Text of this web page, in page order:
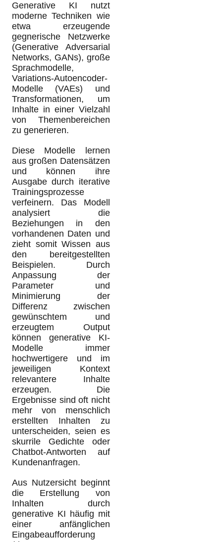
Generative KI nutzt
moderne Techniken wie
etwa erzeugende
gegnerische Netzwerke
(Generative Adversarial
Networks, GANs), große
Sprachmodelle,
Variations-Autoencoder-
Modelle (VAEs) und
Transformationen, um
Inhalte in einer Vielzahl
von Themenbereichen
zu generieren.
Diese Modelle lernen
aus großen Datensätzen
und können ihre
Ausgabe durch iterative
Trainingsprozesse
verfeinern. Das Modell
analysiert die
Beziehungen in den
vorhandenen Daten und
zieht somit Wissen aus
den bereitgestellten
Beispielen. Durch
Anpassung der
Parameter und
Minimierung der
Differenz zwischen
gewünschtem und
erzeugtem Output
können generative KI-
Modelle immer
hochwertigere und im
jeweiligen Kontext
relevantere Inhalte
erzeugen. Die
Ergebnisse sind oft nicht
mehr von menschlich
erstellten Inhalten zu
unterscheiden, seien es
skurrile Gedichte oder
Chatbot-Antworten auf
Kundenanfragen.
Aus Nutzersicht beginnt
die Erstellung von
Inhalten durch
generative KI häufig mit
einer anfänglichen
Eingabeaufforderung